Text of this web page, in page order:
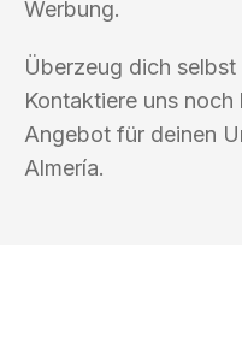
Werbung.
Überzeug dich
Kontaktiere uns
Angebot für deinen
Almería.